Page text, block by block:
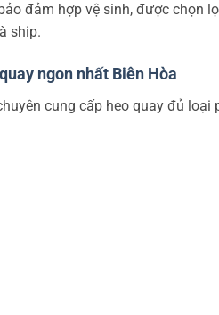
đảm hợp vệ sinh, được chọn
ship.
ngon nhất Biên Hòa
cung cấp heo quay đủ